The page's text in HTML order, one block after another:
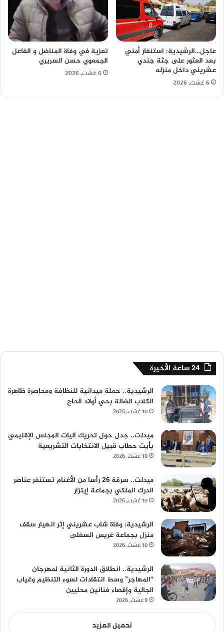
عاجل…الرشيدية: استنفار أمني
بعد العثور على جثة جندي
عشريني داخل منزله
6 غشت، 2026
تعزية في وفاة المناضل و الفاعل
الجمعوي حسن السريري
6 غشت، 2026
24 ساعة الأخيرة
الرشيدية.. حملة ميدانية للنظافة ومحاصرة ظاهرة
الكلاب الضالة بحي أولاد الحاج
10 غشت، 2026
ميدلت.. جدل حول تحريك آليات المجلس الإقليمي
بأيت حطاب قبيل الانتخابات التشريعية
10 غشت، 2026
ميدلت.. سرقة 26 رأسا من الأغنام تستنفر عناصر
الدرك الملكي بجماعة إيتزار
10 غشت، 2026
الرشيدية: وفاة شاب عشريني إثر انهيار سقف
منزل بجماعة غريس السفلى
10 غشت، 2026
الرشيدية.. انطلاق الدورة الثانية لمهرجان
“المهاجر” وسط انتقادات لسوء التنظيم وغياب
الجالية وإقصاء فنانين محليين
9 غشت، 2026
تحميل المزيد